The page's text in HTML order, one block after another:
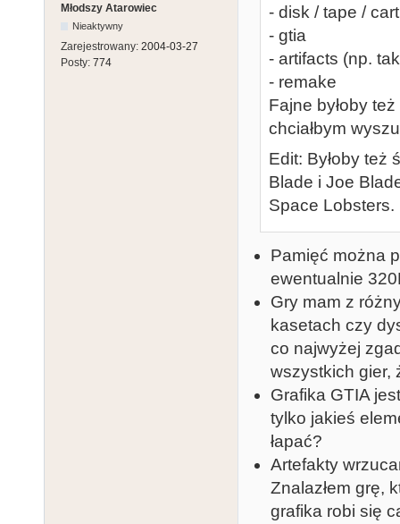
Młodszy Atarowiec
Nieaktywny
Zarejestrowany: 2004-03-27
Posty: 774
- disk / tape / cart
- gtia
- artifacts (np.
- remake
Fajne byłoby
chciałbym
Edit: Byłoby też
Blade i Joe
Space Lobsters.
Pamięć można
ewentualnie
Gry mam z
kasetach czy
co najwyżej
wszystkich gier,
Grafika GTIA
tylko jakieś
łapać?
Artefakty
Znalazłem grę,
grafika robi się